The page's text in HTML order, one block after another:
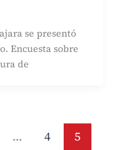
se presentó
Encuesta sobre
de
… 4 5